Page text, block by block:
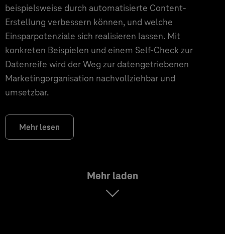
beispielsweise durch automatisierte Content-
Erstellung verbessern können, und welche
Einsparpotenziale sich realisieren lassen. Mit
konkreten Beispielen und einem Self-Check zur
Datenreife wird der Weg zur datengetriebenen
Marketingorganisation nachvollziehbar und
umsetzbar.
Mehr lesen
Mehr laden